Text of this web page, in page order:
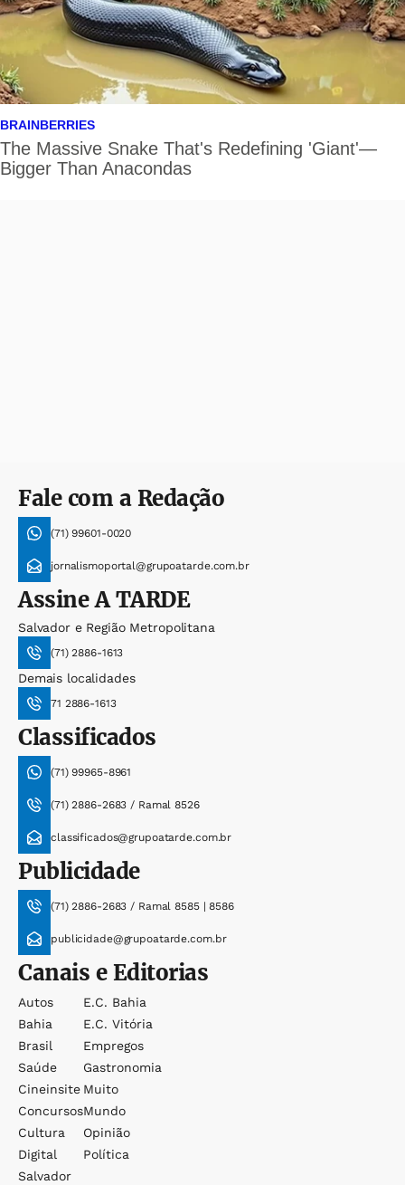
Fale com a Redação
(71) 99601-0020
jornalismoportal@grupoatarde.com.br
AssineA TARDE
Salvador e Região Metropolitana
(71) 2886-1613
Demais localidades
71 2886-1613
Classificados
(71) 99965-8961
(71) 2886-2683 / Ramal 8526
classificados@grupoatarde.com.br
Publicidade
(71) 2886-2683 / Ramal 8585 | 8586
publicidade@grupoatarde.com.br
Canais e Editorias
Autos
Bahia
Brasil
Saúde
Cineinsite
Concursos
Cultura
Digital
Salvador
E.c. Bahia
E.c. Vitória
Empregos
Gastronomia
Muito
Mundo
Opinião
Política